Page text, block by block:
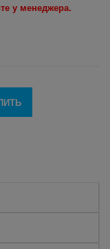
у менеджера.